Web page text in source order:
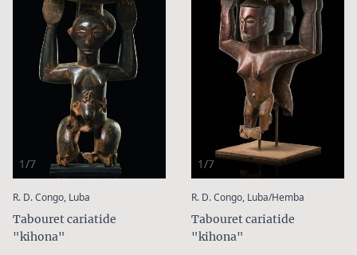
1/7
R. D. Congo, Luba
Tabouret cariatide
"kihona"
1/7
R. D. Congo, Luba/Hemba
Tabouret cariatide
"kihona"